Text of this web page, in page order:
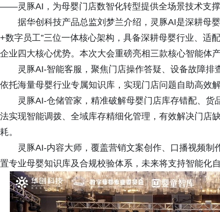
——灵豚AI，为母婴门店数智化转型提供全场景技术支
据华创科技产品总监刘梦兰介绍，灵豚AI是深耕母婴
+数字员工”三位一体核心架构，具备深耕母婴行业、适
企业四大核心优势。本次大会重磅亮相三款核心智能体
灵豚AI-智能客服，聚焦门店操作答疑、设备故障排
依托海量母婴行业专属知识库，实现门店问题自助高效
灵豚AI-仓储管家，精准破解母婴门店库存错配、货
法实现智能调拨、全域库存精细化管理，有效解决门店
耗。
灵豚AI-内容大师，覆盖营销文案创作、口播视频制
置专业母婴知识库及合规校验体系，未来将支持智能化